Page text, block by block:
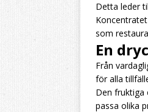
Detta leder
som
En
Från
för alla
Den fruktiga
passa olika